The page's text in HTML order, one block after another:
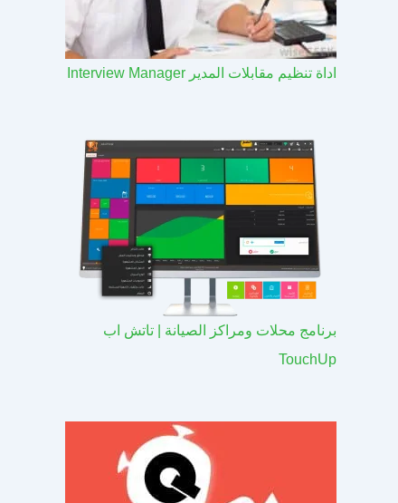
اداة تنظيم مقابلات المدير Interview Manager
برنامج محلات ومراكز الصيانة | تاتش اب
TouchUp